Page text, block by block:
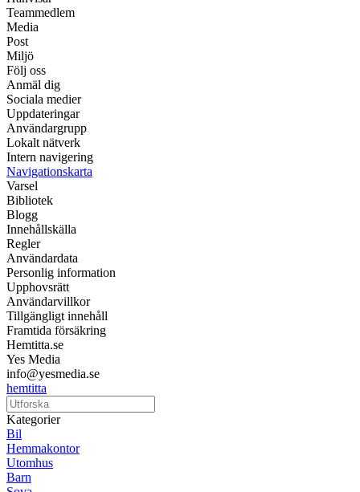
Teammedlem
Media
Post
Miljö
Följ oss
Anmäl dig
Sociala medier
Uppdateringar
Användargrupp
Lokalt nätverk
Intern navigering
Navigationskarta
Varsel
Bibliotek
Blogg
Innehållskälla
Regler
Användardata
Personlig information
Upphovsrätt
Användarvillkor
Tillgängligt innehåll
Framtida försäkring
Hemtitta.se
Yes Media
info@yesmedia.se
hemtitta
Kategorier
Bil
Hemmakontor
Utomhus
Barn